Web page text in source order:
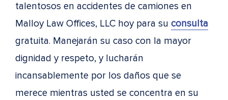
talentosos en accidentes de camiones en
Malloy Law Offices, LLC hoy para su consulta
gratuita. Manejarán su caso con la mayor
dignidad y respeto, y lucharán
incansablemente por los daños que se
merece mientras usted se concentra en su